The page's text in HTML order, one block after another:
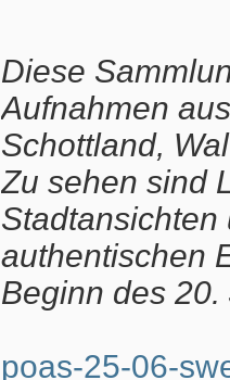
Diese
Aufnahmen
Schottland,
Zu sehen sind
authentischen
Beginn des
poas-25-06-